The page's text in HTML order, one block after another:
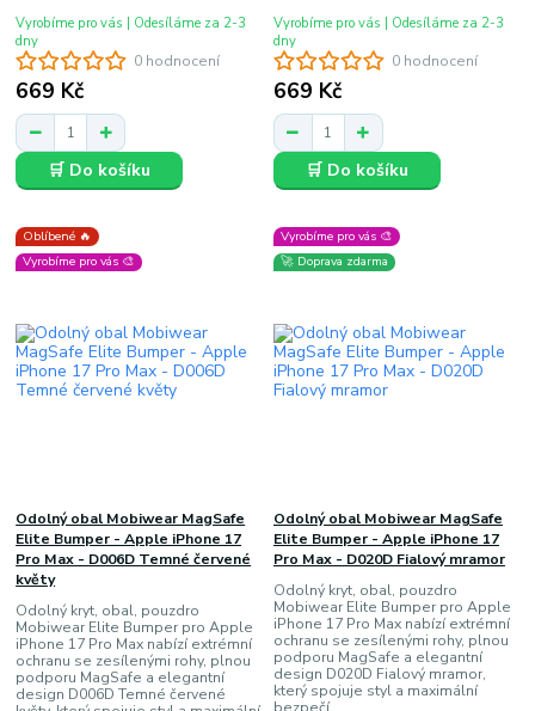
0 hodnocení
669 Kč
Vyrobíme pro vás | Odesíláme za 2-3
dny
🛒 Do košíku
0 hodnocení
669 Kč
Vyrobíme pro vás | Odesíláme za 2-3
dny
🛒 Do košíku
Oblíbené 🔥
Vyrobíme pro vás 🎨
Odolný obal Mobiwear MagSafe
Elite Bumper - Apple iPhone 17
Pro Max - D006D Temné červené
květy
Odolný kryt, obal, pouzdro
Mobiwear Elite Bumper pro Apple
iPhone 17 Pro Max nabízí extrémní
ochranu se zesílenými rohy, plnou
podporu MagSafe a elegantní
design D006D Temné červené
Vyrobíme pro vás 🎨
🚀 Doprava zdarma
Odolný obal Mobiwear MagSafe
Elite Bumper - Apple iPhone 17
Pro Max - D020D Fialový mramor
Odolný kryt, obal, pouzdro
Mobiwear Elite Bumper pro Apple
iPhone 17 Pro Max nabízí extrémní
ochranu se zesílenými rohy, plnou
podporu MagSafe a elegantní
design D020D Fialový mramor,
který spojuje styl a maximální